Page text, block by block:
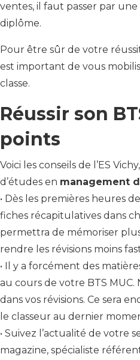
ventes, il faut passer par
diplôme.
Pour être sûr de votre
est important de vous
classe.
Réussir son
points
Voici les conseils de l’ES
d’études en management
• Dès les premières heures
fiches récapitulatives dans
permettra de mémoriser
rendre les révisions moins
• Il y a forcément des
au cours de votre BTS
dans vos révisions. Ce sera
le classeur au dernier
• Suivez l’actualité de votre
magazine, spécialiste